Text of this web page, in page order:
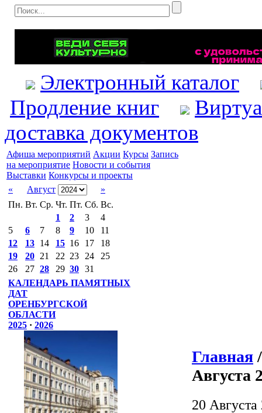
Электронный каталог
Продление книг
доставка документов
Афиша мероприятий Акции Курсы Запись
на мероприятие Новости и события
Выставки Конкурсы и проекты
«
Август
»
Пн. Вт. Ср. Чт. Пт. Сб. Вс.
1
2 3
4
5
6 7 8 9 10
11
12
13 14 15 16 17
18
19
20 21 22 23 24
25
26
27 28 29 30 31
КАЛЕНДАРЬ ПАМЯТНЫХ
ДАТ
ОРЕНБУРГСКОЙ
ОБЛАСТИ
2025 · 2026
Главная
Августа
20 Августа